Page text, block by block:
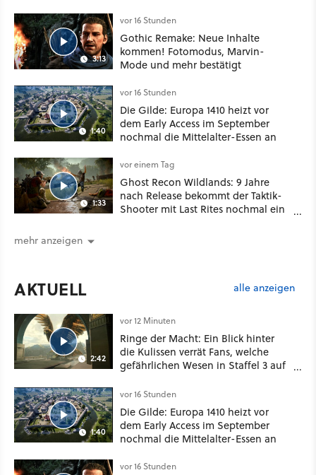
3:13
vor 16 Stunden
Gothic Remake: Neue Inhalte
kommen! Fotomodus, Marvin-
Mode und mehr bestätigt
1:40
vor 16 Stunden
Die Gilde: Europa 1410 heizt vor
dem Early Access im September
nochmal die Mittelalter-Essen an
1:33
vor einem Tag
Ghost Recon Wildlands: 9 Jahre
nach Release bekommt der Taktik-
Shooter mit Last Rites nochmal ein
mehr anzeigen
AKTUELL alle anzeigen
2:42
vor 12 Minuten
Ringe der Macht: Ein Blick hinter
die Kulissen verrät Fans, welche
gefährlichen Wesen in Staffel 3 auf
1:40
vor 16 Stunden
Die Gilde: Europa 1410 heizt vor
dem Early Access im September
nochmal die Mittelalter-Essen an
vor 16 Stunden